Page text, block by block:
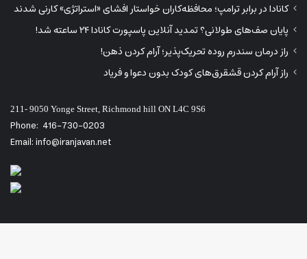
کانادا در برابر ترامپ؛ محافظه‌کاران خواستار افشای «استراتژی» کارنی شدند
پایان صف‌های طولانی؟ تمدید آنلاین پاسپورت کانادا ۲۴ ساعته شد!
راز درمان سندرم روده تحریک‌پذیر؛ آرام کردن ذهن!
راز آرام کردن قشقرق‌های کودک بدون دعوا و فریاد
211- 9050 Yonge Street, Richmond hill ON L4C 9S6
Phone: 416-730-0203
Email: info@iranjavan.net